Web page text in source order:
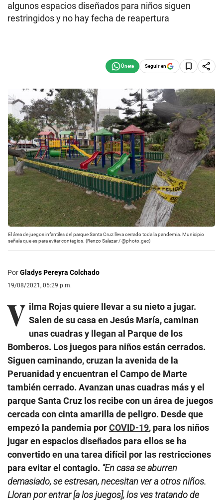
algunos espacios diseñados para niños siguen
restringidos y no hay fecha de reapertura
Seguir en
El área de juegos infantiles del parque Santa Cruz lleva cerrado toda la pandemia. Municipio
señala que es para evitar contagios. (Renzo Salazar / @photo.gec)
PorGladys Pereyra Colchado
19/08/2021, 05:29 p.m.
V ilma Rojas quiere llevar a su nieto a jugar.
Salen de su casa en Jesús María, caminan
unas cuadras y llegan al Parque de los
Bomberos. Los juegos para niños están cerrados.
Siguen caminando, cruzan la avenida de la
Peruanidad y encuentran el Campo de Marte
también cerrado. Avanzan unas cuadras más y el
parque Santa Cruz los recibe con un área de juegos
cercada con cinta amarilla de peligro. Desde que
empezó la pandemia porCOVID-19, para los niños
jugar en espacios diseñados para ellos se ha
convertido en una tarea difícil por las restricciones
para evitar el contagio. “En casa se aburren
demasiado, se estresan, necesitan ver a otros niños.
Lloran por entrar [a los juegos], los ves tratando de